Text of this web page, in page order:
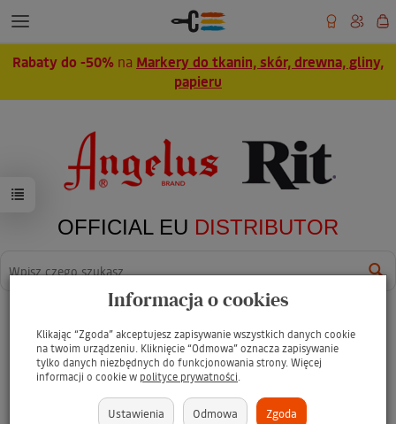
Rabaty do -50% na Markery do tkanin, skór, drewna, gliny,
papieru
OFFICIAL EU DISTRIBUTOR
Archiwum Produktów
Informacja o cookies
Klikając “Zgoda” akceptujesz zapisywanie wszystkich danych cookie
na twoim urządzeniu. Kliknięcie “Odmowa” oznacza zapisywanie
tylko danych niezbędnych do funkcjonowania strony. Więcej
informacji o cookie w polityce prywatności.
Ustawienia Odmowa Zgoda